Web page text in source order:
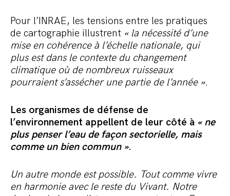
Pour l’INRAE, les tensions entre les pratiques
de cartographie illustrent « la nécessité d’une
mise en cohérence à l’échelle nationale, qui
plus est dans le contexte du changement
climatique où de nombreux ruisseaux
pourraient s’assécher une partie de l’année ».
Les organismes de défense de
l’environnement appellent de leur côté à « ne
plus penser l’eau de façon sectorielle, mais
comme un bien commun ».
Un autre monde est possible. Tout comme vivre
en harmonie avec le reste du Vivant. Notre